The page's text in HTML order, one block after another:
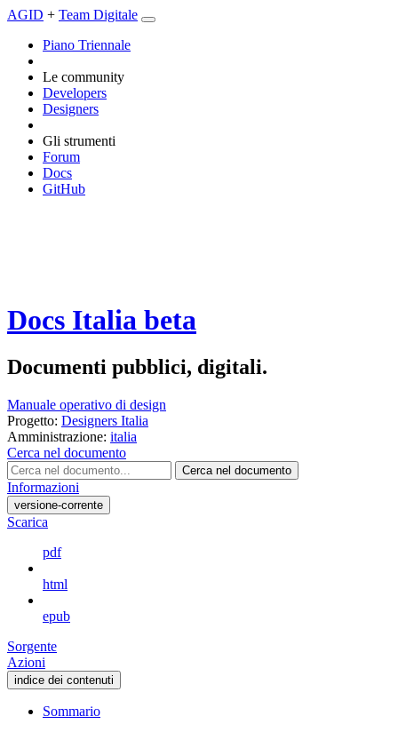
AGID + Team Digitale
Piano Triennale
Le community
Developers
Designers
Gli strumenti
Forum
Docs
GitHub
Docs Italia beta
Documenti pubblici, digitali.
Manuale operativo di design
Progetto: Designers Italia
Amministrazione: italia
Cerca nel documento
Cerca nel documento
Informazioni
versione-corrente
Scarica
pdf
html
epub
Sorgente
Azioni
indice dei contenuti
Sommario